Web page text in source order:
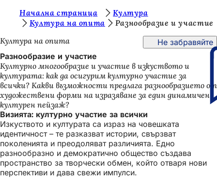
Преминаване към съдържанието
е
с
т
е
т
у
к
:
Начална страница
Култура
Култура на опита
Разнообразие и участие
Култура на опита
Не забравяйте
Разнообразие и участие
Културно многообразие и участие в изкуството и
културата: как да осигурим културно участие за
всички? Какви възможности предлага разнообразието от
художествени форми на изразяване за един динамичен
културен пейзаж?
Визията: културно участие за всички
Изкуството и културата са израз на човешката
идентичност – те разказват истории, свързват
поколенията и преодоляват различията. Едно
разнообразно и демократично общество създава
пространство за творчески обмен, който отваря нови
перспективи и дава свежи импулси.